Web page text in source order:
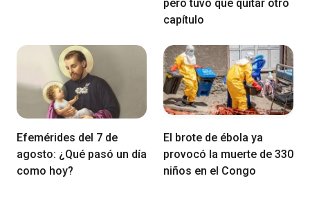
pero tuvo que quitar otro
capítulo
Efemérides del 7 de
agosto: ¿Qué pasó un día
como hoy?
El brote de ébola ya
provocó la muerte de 330
niños en el Congo